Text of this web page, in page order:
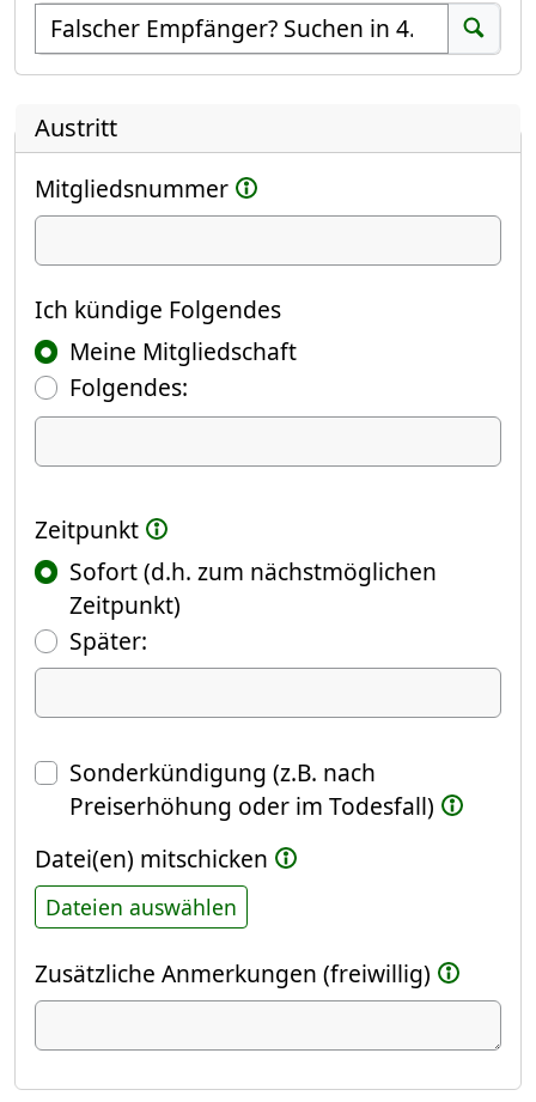
Empfänger suchen
Suchen
Austritt
Mitgliedsnummer
Ich kündige
Ich kündige Folgendes
Meine Mitgliedschaft
Folgendes:
Ich kündige Folgendes
Zeitpunkt
Sofort (d.h. zum nächstmöglichen
Zeitpunkt)
Später:(Fokus springt automatisch ins
Datum
Sonderkündigung (z.B. nach
Preiserhöhung oder im Todesfall)
Datei(en) mitschicken
Dateien auswählen
Zusätzliche Anmerkungen (freiwillig)